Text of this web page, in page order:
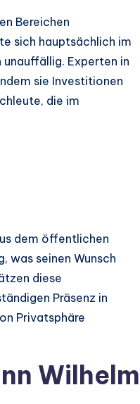
Bereichen
sich hauptsächlich im
Experten in
sie Investitionen
die im
dem öffentlichen
was seinen Wunsch
diese
Präsenz in
Privatsphäre
Wilhelm